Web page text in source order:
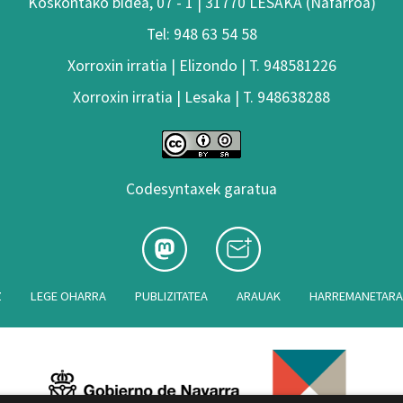
Tel: 948 63 54 58
Xorroxin irratia | Elizondo | T. 948581226
Xorroxin irratia | Lesaka | T. 948638288
Codesyntaxek garatua
LEGE OHARRA PUBLIZITATEA ARAUAK